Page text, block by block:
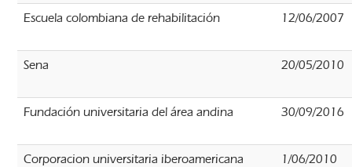
Escuela colombiana de rehabilitación 12/06/2007
Sena 20/05/2010
Fundación universitaria del área andina 30/09/2016
Corporacion universitaria iberoamericana 1/06/2010